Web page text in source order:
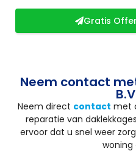
Gratis
Neem contact
Neem direct contact met
reparatie van
ervoor dat u snel weer
woning